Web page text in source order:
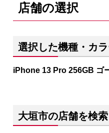
店舗の選択
選択した機種・カ
iPhone 13 Pro 256GB ゴ
大垣市の店舗を検